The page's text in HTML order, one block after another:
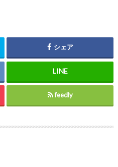
シェア
feedly